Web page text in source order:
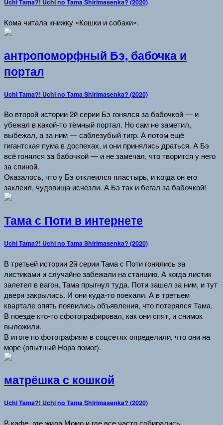
Uchi Tama?! Uchi no Tama Shirimasenka? (2020)
Кома читала книжку «Кошки и собаки».
антропоморфный Бэ, бабочка и
портал
Uchi Tama?! Uchi no Tama Shirimasenka? (2020)
Во второй истории 2й серии Бэ гонялся за бабочкой — и
убежал в какой-то тёмный портал. Но сам не заметил,
выбежал, а за ним — саблезубый тигр. А потом ещё
гигантская пума в доспехах, и они принялись драться. А Бэ
всё гонялся за бабочкой — и не замечал, что творится у него
за спиной.
Оказалось, что у Бэ отклеился пластырь, и когда он его
заклеил, чудовища исчезли. А Бэ так и бегал за бабочкой!
Тама с Поти в интернете
Uchi Tama?! Uchi no Tama Shirimasenka? (2020)
В третьей истории 2й серии Тама с Поти гонялись за
листиками и случайно забежали на станцию. А когда листик
залетел в вагон, Тама прыгнул туда. Поти зашел за ним, и тут
двери закрылись. И они куда-то поехали. А в третьем
квартале опять появились объявления, что потерялся Тама.
В поезде кто-то сфотографировал, как они спят, и снимок
выложили.
В итоге по фотографиям в соцсетях определили, что они на
море (опытный Нора помог).
матрёшка с кошкой
Uchi Tama?! Uchi no Tama Shirimasenka? (2020)
В кафе, где жила Момо и где все часто собирались.